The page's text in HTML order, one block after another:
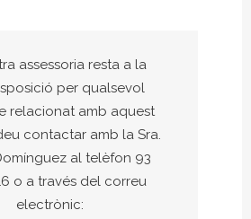
assessoria resta a la
per qualsevol
relacionat amb aquest
contactar amb la Sra.
al telèfon 93
o a través del correu
electrònic: